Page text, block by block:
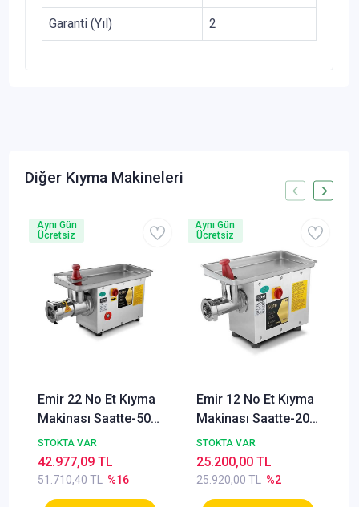
Garanti (Yıl) 2
Diğer Kıyma Makineleri
Emir 22 No Et Kıyma
Makinası Saatte-500
Kg Et Çekme
Kapasiteli
STOKTA VAR
51.710,40 TL %16
42.977,09 TL
Aynı Gün
Ücretsiz
Emir 12 No Et Kıyma
Makinası Saatte-200
Kg
STOKTA VAR
25.920,00 TL %2
25.200,00 TL
Aynı Gün
Ücretsiz